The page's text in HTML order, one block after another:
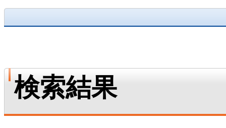
検索結果